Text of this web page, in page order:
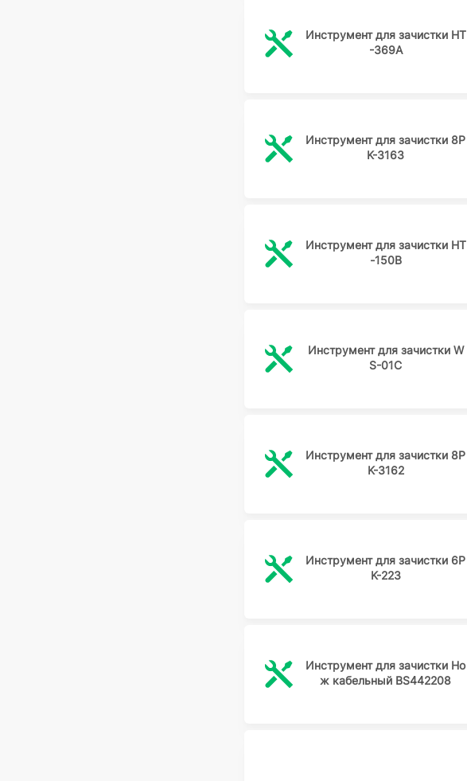
Инструмент для зачистки HT
-369А
Инструмент для зачистки 8P
K-3163
Инструмент для зачистки HT
-150B
Инструмент для зачистки W
S-01C
Инструмент для зачистки 8P
K-3162
Инструмент для зачистки 6P
K-223
Инструмент для зачистки Но
ж кабельный BS442208